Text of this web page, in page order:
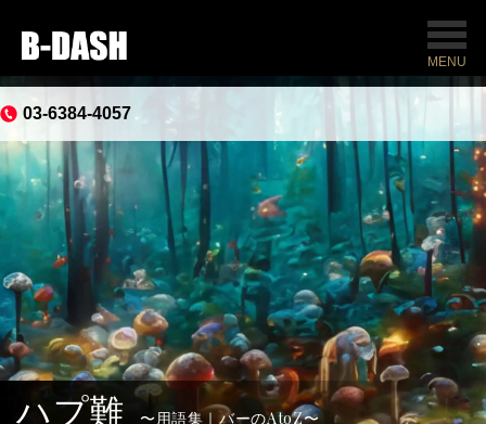
MENU
03-6384-4057
ハプ難 用語集｜バーのAtoZ